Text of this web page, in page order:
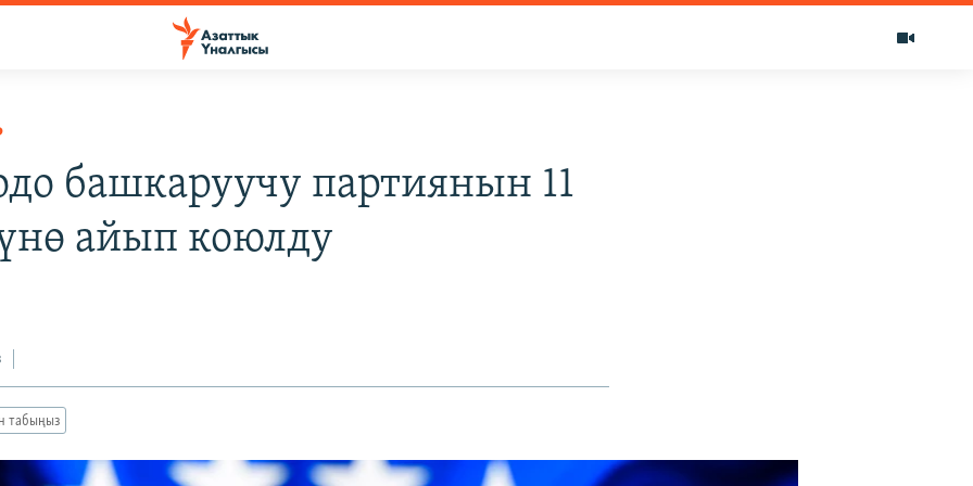
башкаруучу партиянын 11
айып коюлду
табыңыз